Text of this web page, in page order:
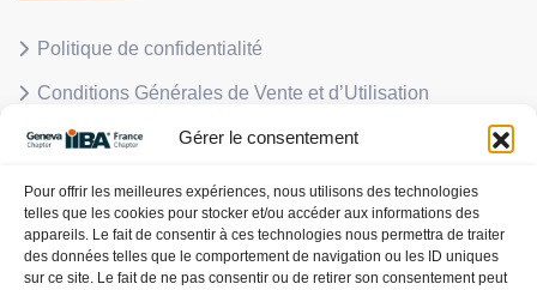
Gérer le consentement
Pour offrir les meilleures expériences, nous utilisons des technologies
telles que les cookies pour stocker et/ou accéder aux informations des
appareils. Le fait de consentir à ces technologies nous permettra de traiter
des données telles que le comportement de navigation ou les ID uniques
sur ce site. Le fait de ne pas consentir ou de retirer son consentement peut
Politique de confidentialité
Conditions Générales de Vente et d’Utilisation
Politique en matière de remboursements et de retours
FAQS
Politique de cookies (UE)